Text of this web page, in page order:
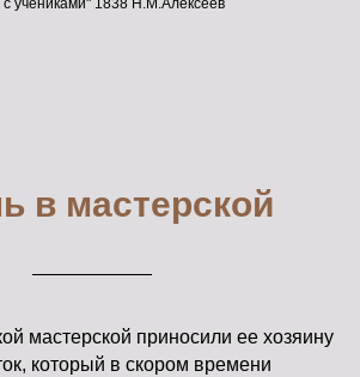
учениками" 1838 Н.М.Алексеев
в мастерской
мастерской приносили ее хозяину
который в скором времени